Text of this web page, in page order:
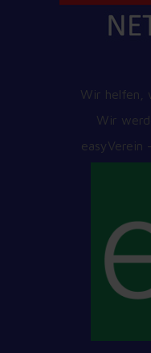
Wir helfen,
Wir
easyVerein